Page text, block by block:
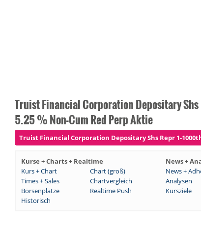
Truist Financial Corporation Depositary Shs
5.25 % Non-Cum Red Perp Aktie
Truist Financial Corporation Depositary Shs Repr 1-
Kurse + Charts + Realtime News +
Kurs + Chart
Chart (groß) News +
Times + Sales
Chartvergleich Analysen
Börsenplätze
Realtime Push Kursziele
Historisch